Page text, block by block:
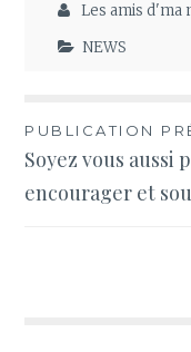
Les amis d'ma
NEWS
Navigation
de
l’article
PUBLICATION
Soyez vous aussi
encourager et